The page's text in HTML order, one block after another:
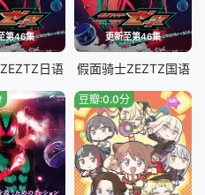
第46集
日语
更新至第46集
假面骑士ZEZTZ国语
豆瓣:0.0分